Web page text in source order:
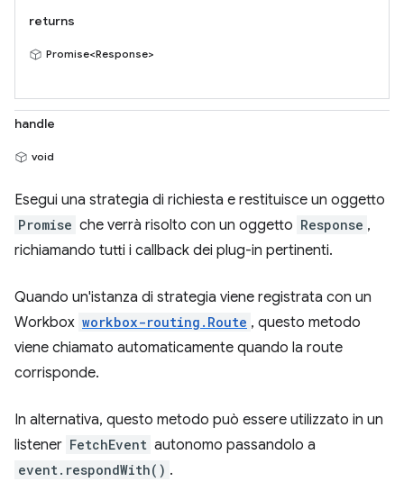
returns
Promise<Response>
handle
void
Esegui una strategia di richiesta e restituisce un oggetto
Promise che verrà risolto con un oggetto Response ,
richiamando tutti i callback dei plug-in pertinenti.
Quando un'istanza di strategia viene registrata con un
Workbox workbox-routing.Route , questo metodo
viene chiamato automaticamente quando la route
corrisponde.
In alternativa, questo metodo può essere utilizzato in un
listener FetchEvent autonomo passandolo a
event.respondWith() .